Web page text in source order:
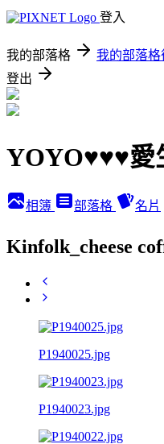
登入
我的部落格 我的部落格
登出
YOYO♥♥♥愛
相簿 部落格 名片
Kinfolk_cheese
P1940025.jpg
P1940023.jpg